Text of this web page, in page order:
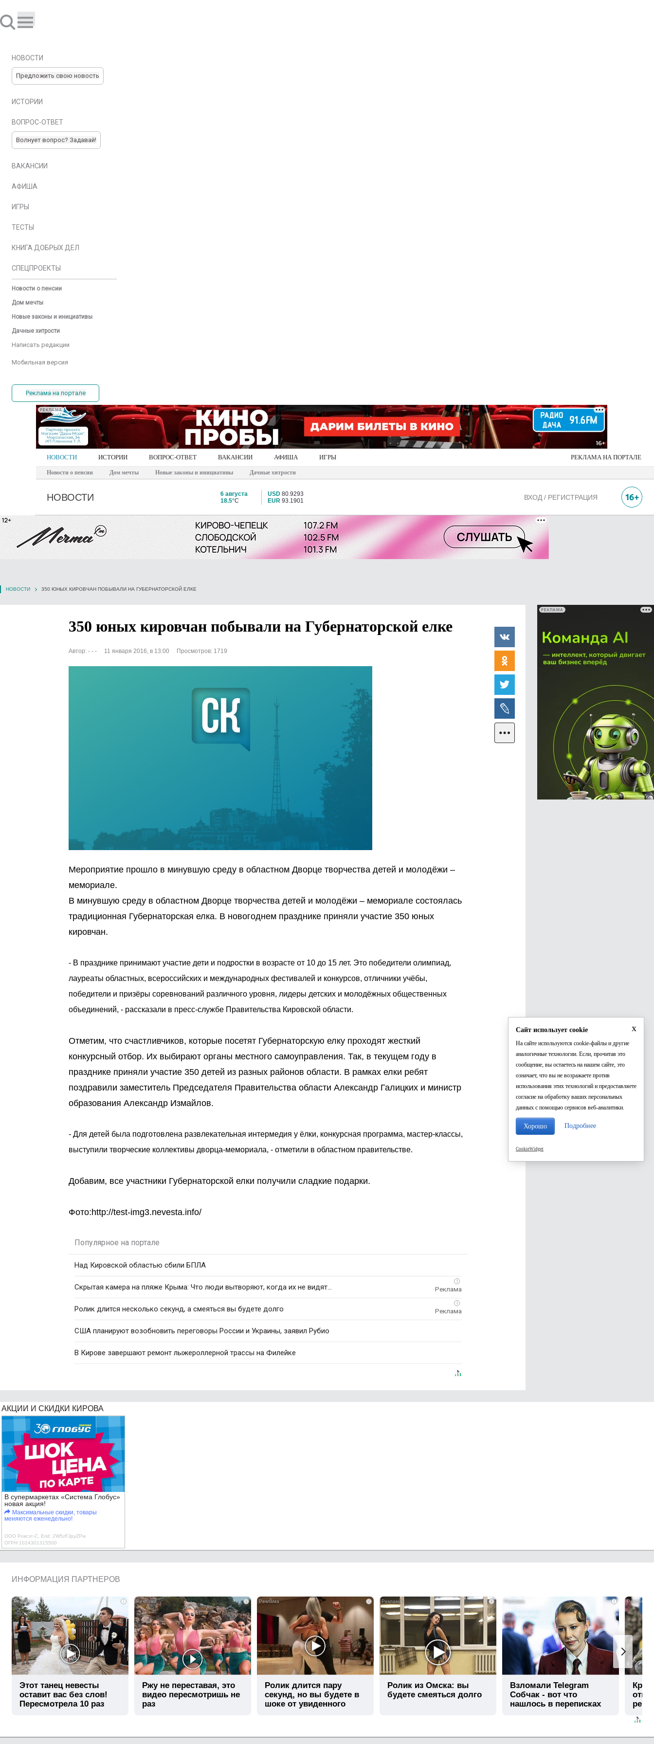
НОВОСТИ
Предложить свою новость
ИСТОРИИ
ВОПРОС-ОТВЕТ
Волнует вопрос? Задавай!
ВАКАНСИИ
АФИША
ИГРЫ
ТЕСТЫ
КНИГА ДОБРЫХ ДЕЛ
СПЕЦПРОЕКТЫ
Новости о пенсии
Дом мечты
Новые законы и инициативы
Дачные хитрости
Написать редакции
Мобильная версия
Реклама на портале
РЕКЛАМА
НОВОСТИ ИСТОРИИ ВОПРОС-ОТВЕТ ВАКАНСИИ АФИША ИГРЫ РЕКЛАМА НА ПОРТАЛЕ
Новости о пенсии Дом мечты Новые законы и инициативы Дачные хитрости
НОВОСТИ
6 августа
18.5°C
USD 80.9293
EUR 93.1901 ВХОД / РЕГИСТРАЦИЯ
НОВОСТИ 350 ЮНЫХ КИРОВЧАН ПОБЫВАЛИ НА ГУБЕРНАТОРСКОЙ ЕЛКЕ
350 юных кировчан побывали на Губернаторской елке
Автор: - - - 11 января 2016, в 13:00 Просмотров: 1719
Мероприятие прошло в минувшую среду в областном Дворце творчества детей и молодёжи –
мемориале.
В минувшую среду в областном Дворце творчества детей и молодёжи – мемориале состоялась
традиционная Губернаторская елка. В новогоднем празднике приняли участие 350 юных
кировчан.
- В празднике принимают участие дети и подростки в возрасте от 10 до 15 лет. Это победители олимпиад,
лауреаты областных, всероссийских и международных фестивалей и конкурсов, отличники учёбы,
победители и призёры соревнований различного уровня, лидеры детских и молодёжных общественных
объединений, - рассказали в пресс-службе Правительства Кировской области.
Отметим, что счастливчиков, которые посетят Губернаторскую елку проходят жесткий
конкурсный отбор. Их выбирают органы местного самоуправления. Так, в текущем году в
празднике приняли участие 350 детей из разных районов области. В рамках елки ребят
поздравили заместитель Председателя Правительства области Александр Галицких и министр
образования Александр Измайлов.
- Для детей была подготовлена развлекательная интермедия у ёлки, конкурсная программа, мастер-классы,
выступили творческие коллективы дворца-мемориала, - отметили в областном правительстве.
Добавим, все участники Губернаторской елки получили сладкие подарки.
Фото:http://test-img3.nevesta.info/
Популярное на портале
Над Кировской областью сбили БПЛА
i
Скрытая камера на пляже Крыма: Что люди вытворяют, когда их не видят...
i
Ролик длится несколько секунд, а смеяться вы будете долго
США планируют возобновить переговоры России и Украины, заявил Рубио
В Кирове завершают ремонт лыжероллерной трассы на Филейке
РЕКЛАМА
АКЦИИ И СКИДКИ КИРОВА
В супермаркетах «Система Глобус»
новая акция!
Максимальные скидки, товары
меняются еженедельно!
ООО Роксэт-С, Erid: 2W5zFJpyZPw
ОГРН 1024301315500
ИНФОРМАЦИЯ ПАРТНЕРОВ
i
Этот танец невесты
оставит вас без слов!
Пересмотрела 10 раз
i
Ржу не переставая, это
видео пересмотришь не
раз
i
Ролик длится пару
секунд, но вы будете в
шоке от увиденного
i
Ролик из Омска: вы
будете смеяться долго
i
Взломали Telegram
Собчак - вот что
нашлось в переписках
x
Сайт использует cookie
На сайте используются cookie-файлы и другие
аналогичные технологии. Если, прочитав это
сообщение, вы остаетесь на нашем сайте, это
означает, что вы не возражаете против
использования этих технологий и предоставляете
согласие на обработку ваших персональных
данных с помощью сервисов веб-аналитики.
Хорошо Подробнее
CookieWidget